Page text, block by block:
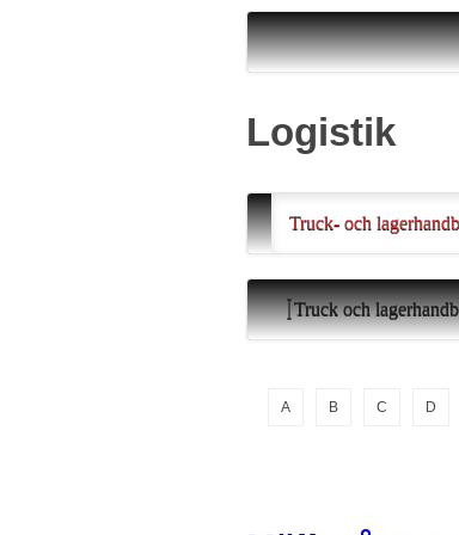
Logistik
Truck- och
Truck och
A B C D